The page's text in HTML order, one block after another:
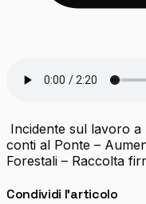
Incidente sul lavoro
conti al Ponte –
Forestali – Raccolta
Condividi l'articolo